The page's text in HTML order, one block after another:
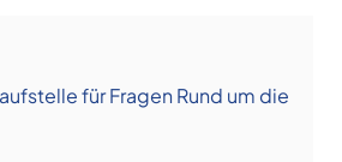
für Fragen Rund um die